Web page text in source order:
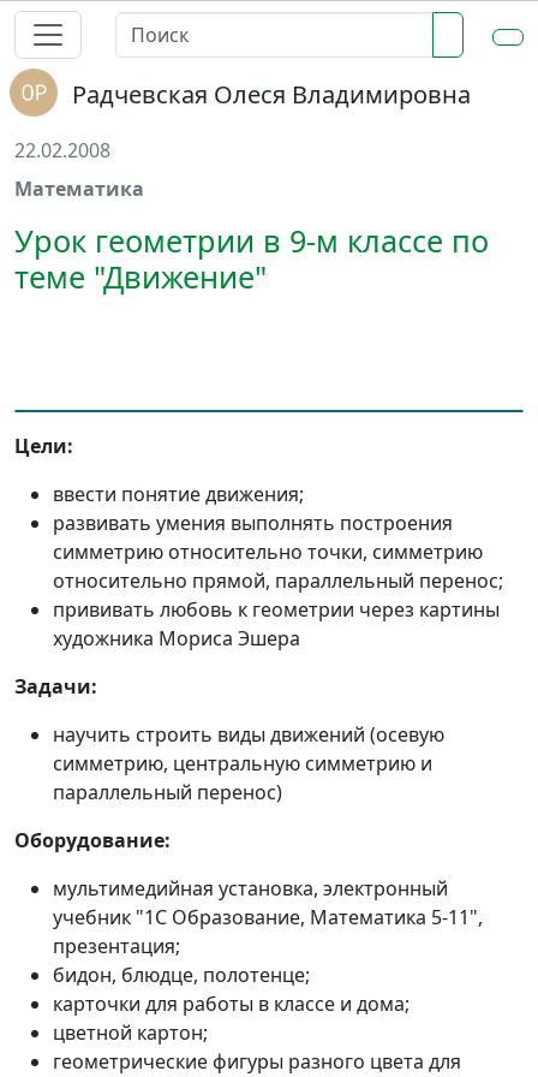
Радчевская Олеся Владимировна
22.02.2008
Математика
Урок геометрии в 9-м классе по
теме "Движение"
Цели:
ввести понятие движения;
развивать умения выполнять построения
симметрию относительно точки, симметрию
относительно прямой, параллельный перенос;
прививать любовь к геометрии через картины
художника Мориса Эшера
Задачи:
научить строить виды движений (осевую
симметрию, центральную симметрию и
параллельный перенос)
Оборудование:
мультимедийная установка, электронный
учебник "1С Образование, Математика 5-11",
презентация;
бидон, блюдце, полотенце;
карточки для работы в классе и дома;
цветной картон;
геометрические фигуры разного цвета для